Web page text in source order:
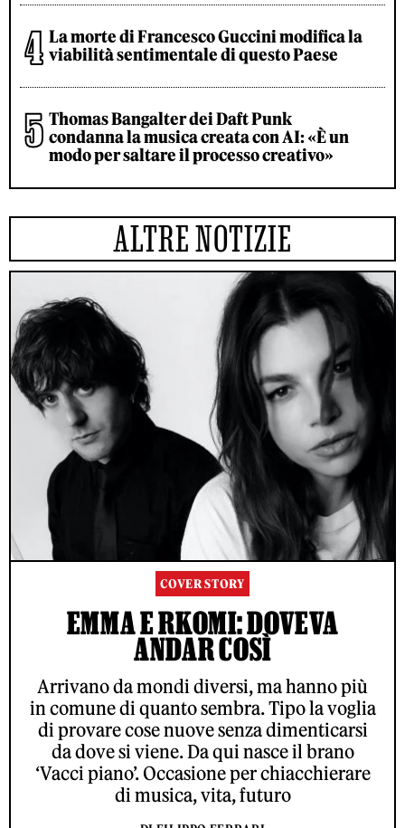
La morte di Francesco Guccini modifica la
viabilità sentimentale di questo Paese
Thomas Bangalter dei Daft Punk
condanna la musica creata con AI: «È un
modo per saltare il processo creativo»
ALTRE NOTIZIE
COVER STORY
EMMA E RKOMI: DOVEVA
ANDAR COSÌ
Arrivano da mondi diversi, ma hanno più
in comune di quanto sembra. Tipo la voglia
di provare cose nuove senza dimenticarsi
da dove si viene. Da qui nasce il brano
‘Vacci piano’. Occasione per chiacchierare
di musica, vita, futuro